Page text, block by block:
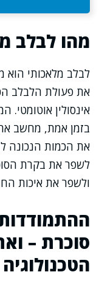
מהו לבלב
לבלב מלאכותי הוא
את פעולת הלבלב
אינסולין
בזמן אמת, מחשב את
את הכמות הנכונה
לשפר את בקרת
ולשפר את איכות
סוכרת –
הטכנולוגיה